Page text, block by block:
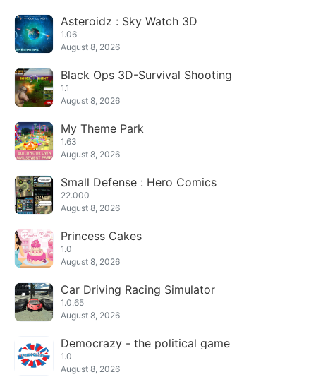
Asteroidz : Sky Watch 3D
1.06
August 8, 2026
Black Ops 3D-Survival Shooting
1.1
August 8, 2026
My Theme Park
1.63
August 8, 2026
Small Defense : Hero Comics
22.000
August 8, 2026
Princess Cakes
1.0
August 8, 2026
Car Driving Racing Simulator
1.0.65
August 8, 2026
Democrazy - the political game
1.0
August 8, 2026